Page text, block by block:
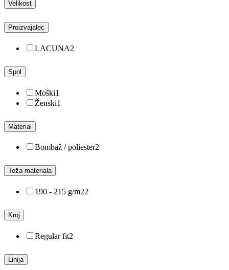
Velikost
Proizvajalec
LACUNA2
Spol
Moški1
Ženski1
Material
Bombaž / poliester2
Teža materiala
190 - 215 g/m22
Kroj
Regular fit2
Linija